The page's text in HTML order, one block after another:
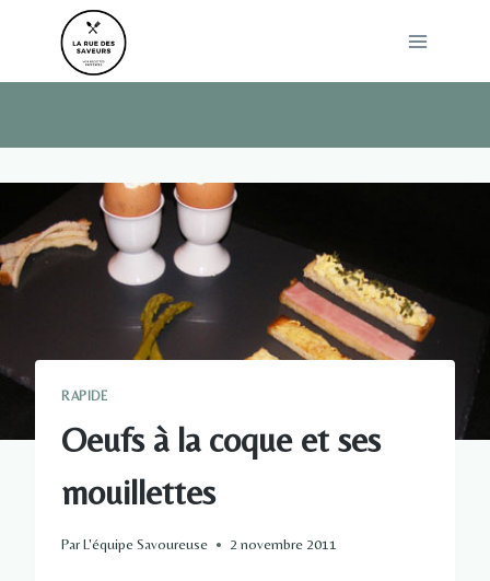
RAPIDE
Oeufs à la coque et ses
mouillettes
ParL'équipe Savoureuse 2 novembre 2011